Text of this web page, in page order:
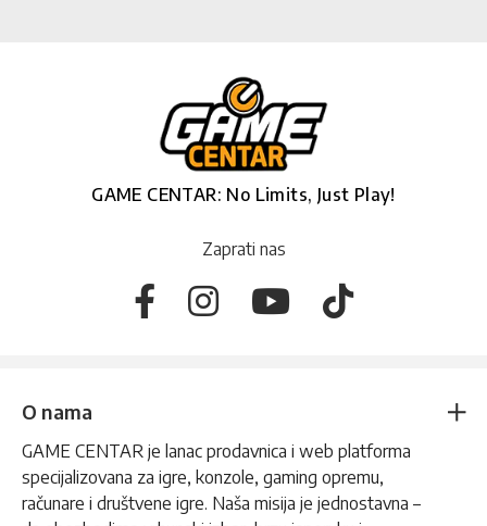
GAME CENTAR: No Limits, Just Play!
Zaprati nas
O nama
GAME CENTAR je lanac prodavnica i web platforma
specijalizovana za igre, konzole, gaming opremu,
računare i društvene igre. Naša misija je jednostavna –